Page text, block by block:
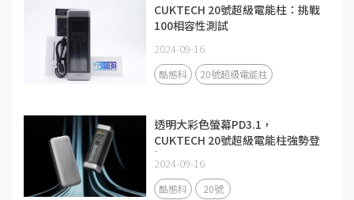
CUKTECH 20號超級電能柱：挑戰
100相容性測試
2024-09-16
酷態科 20號超級電能柱
透明大彩色螢幕PD3.1，
CUKTECH 20號超級電能柱強勢登
場
2024-09-16
酷態科 20號